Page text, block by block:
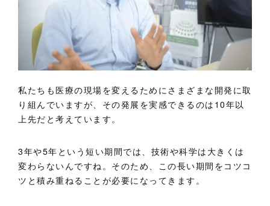
私たちも医療の現場を変えるためにさまざまな開発に取
り組んでいますが、その発展を実感できるのは10年以
上先だと考えています。
3年や5年という短い期間では、技術や科学は大きくは
変わらないんですね。そのため、この長い期間をコツコ
ツと積み重ねることが必要になってきます。